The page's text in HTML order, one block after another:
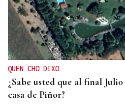
QUEN CHO DIXO
¿Sabe usted que al final
casa de Piñor?